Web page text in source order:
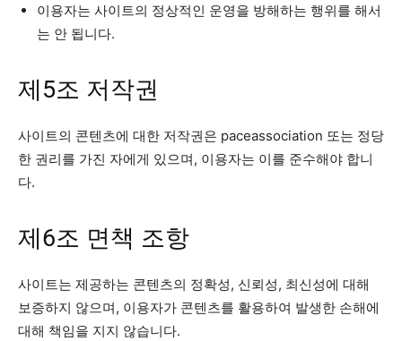
이용자는 사이트의 정상적인 운영을 방해하는 행위를 해서
는 안 됩니다.
제5조 저작권
사이트의 콘텐츠에 대한 저작권은 paceassociation 또는 정당
한 권리를 가진 자에게 있으며, 이용자는 이를 준수해야 합니
다.
제6조 면책 조항
사이트는 제공하는 콘텐츠의 정확성, 신뢰성, 최신성에 대해
보증하지 않으며, 이용자가 콘텐츠를 활용하여 발생한 손해에
대해 책임을 지지 않습니다.